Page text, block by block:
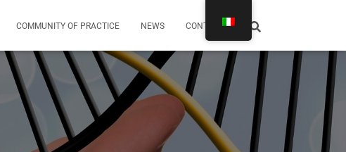
COMMUNITY OF PRACTICE NEWS CONTATTI